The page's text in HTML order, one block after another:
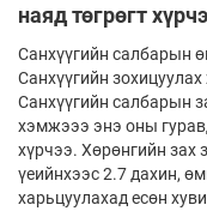
наяд төгрөгт
Санхүүгийн салбарын
Санхүүгийн
Санхүүгийн салбарын
хэмжэээ энэ оны
хүрчээ. Хөрөнгийн зах
үеийнхээс 2.7 дахин,
харьцуулахад есөн